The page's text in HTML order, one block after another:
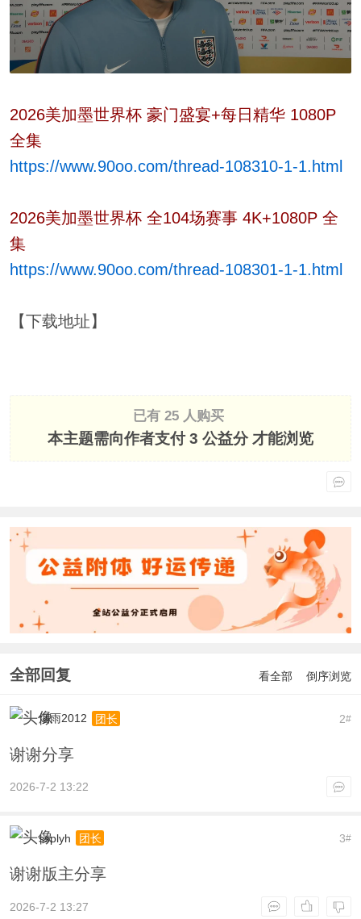
2026美加墨世界杯 豪门盛宴+每日精华 1080P
全集
https://www.90oo.com/thread-108310-1-1.html
2026美加墨世界杯 全104场赛事 4K+1080P 全
集
https://www.90oo.com/thread-108301-1-1.html
【下载地址】
已有 25 人购买
本主题需向作者支付3 公益分才能浏览
全部回复 看全部 倒序浏览
2#
烟雨2012 团长
谢谢分享
2026-7-2 13:22
3#
ssplyh 团长
谢谢版主分享
2026-7-2 13:27